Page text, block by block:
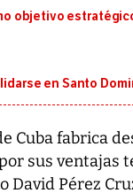
objetivo
en Santo
Cuba fabrica
sus ventajas
Pérez